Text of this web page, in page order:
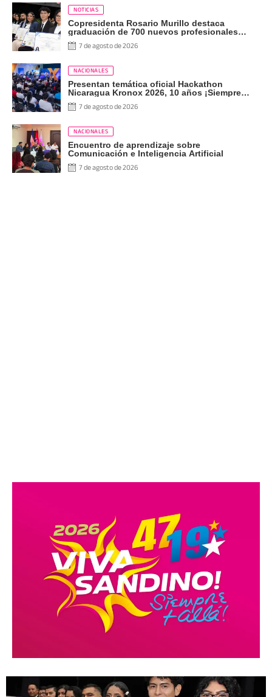
NOTICIAS
Copresidenta Rosario Murillo destaca
graduación de 700 nuevos profesionales
Pueblo Presidente
7 de agosto de 2026
NACIONALES
Presentan temática oficial Hackathon
Nicaragua Kronox 2026, 10 años ¡Siempre
Más Allá!
7 de agosto de 2026
NACIONALES
Encuentro de aprendizaje sobre
Comunicación e Inteligencia Artificial
7 de agosto de 2026